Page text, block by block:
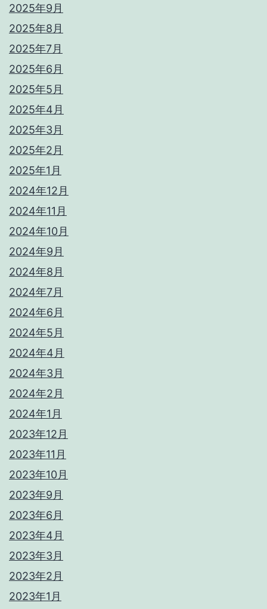
2025年9月
2025年8月
2025年7月
2025年6月
2025年5月
2025年4月
2025年3月
2025年2月
2025年1月
2024年12月
2024年11月
2024年10月
2024年9月
2024年8月
2024年7月
2024年6月
2024年5月
2024年4月
2024年3月
2024年2月
2024年1月
2023年12月
2023年11月
2023年10月
2023年9月
2023年6月
2023年4月
2023年3月
2023年2月
2023年1月